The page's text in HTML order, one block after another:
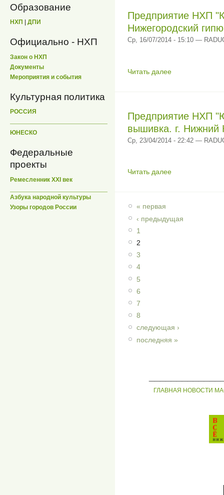
Образование
НХП ДПИ
Официально - НХП
Закон о НХП
Документы
Мероприятия и события
Культурная политика
РОССИЯ
ЮНЕСКО
Федеральные
проекты
Ремесленник XXI век
Азбука народной культуры
Узоры городов России
Предприятие НХП
Нижегородский
Ср, 16/07/2014 - 15:10 —
Читать далее
Предприятие НХП
вышивка. г. Нижний
Ср, 23/04/2014 - 22:42 —
Читать далее
« первая
‹ предыдущая
1
2
3
4
5
6
7
8
следующая ›
последняя »
ГЛАВНАЯ НОВОСТИ